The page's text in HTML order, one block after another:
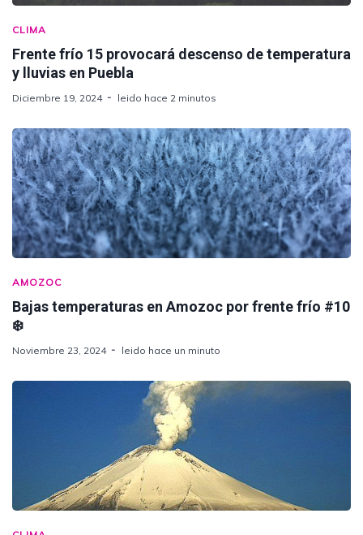
CLIMA
Frente frío 15 provocará descenso de temperatura
y lluvias en Puebla
Diciembre 19, 2024 leido hace 2 minutos
AMOZOC
Bajas temperaturas en Amozoc por frente frío #10
❄️
Noviembre 23, 2024 leido hace un minuto